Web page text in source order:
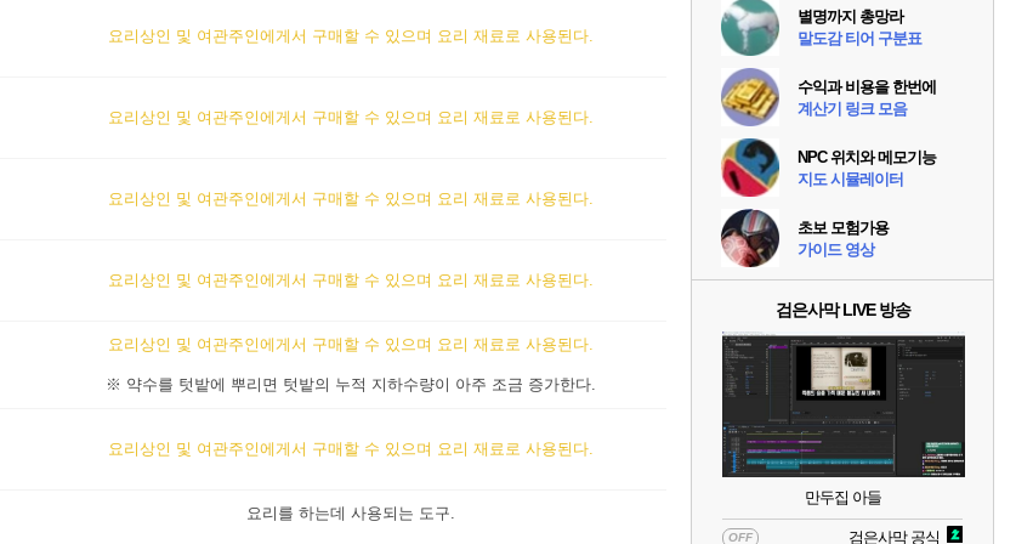
요리상인 및 여관주인에게서 구매할 수 있으며 요리 재료로 사용된다.
요리상인 및 여관주인에게서 구매할 수 있으며 요리 재료로 사용된다.
요리상인 및 여관주인에게서 구매할 수 있으며 요리 재료로 사용된다.
요리상인 및 여관주인에게서 구매할 수 있으며 요리 재료로 사용된다.
요리상인 및 여관주인에게서 구매할 수 있으며 요리 재료로 사용된다.
※ 약수를 텃밭에 뿌리면 텃밭의 누적 지하수량이 아주 조금 증가한다.
요리상인 및 여관주인에게서 구매할 수 있으며 요리 재료로 사용된다.
요리를 하는데 사용되는 도구.
별명까지 총망라
말도감 티어 구분표
수익과 비용을 한번에
계산기 링크 모음
NPC 위치와 메모기능
지도 시뮬레이터
초보 모험가용
가이드 영상
검은사막 LIVE 방송
만두집 아들
OFF 검은사막 공식